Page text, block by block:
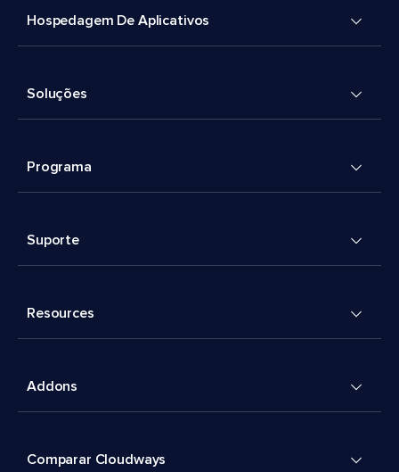
Hospedagem De Aplicativos
Soluções
Programa
Suporte
Resources
Addons
Comparar Cloudways